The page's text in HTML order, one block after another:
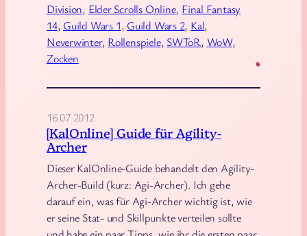
Division, Elder Scrolls Online, Final Fantasy
14, Guild Wars 1, Guild Wars 2, Kal
Neverwinter, Rollenspiele, SWToR, WoW
Zocken
a
r
r
M
R
P
G
-
16.07.2012
[KalOnline] Guide für Agility-
Archer
Dieser KalOnline-Guide behandelt den Agility-
Archer-Build (kurz: Agi-Archer). Ich gehe
darauf ein, was für Agi-Archer wichtig ist, wie
er seine Stat- und Skillpunkte verteilen sollte